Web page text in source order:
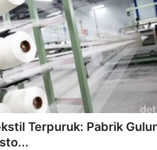
Terpuruk: Pabrik